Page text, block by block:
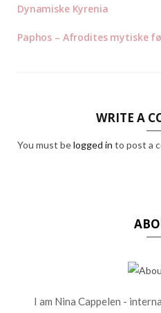
Dynamiske Kyrenia
Paphos – Afrodites mytiske
WRITE A
You must belogged in to post a
I am Nina Cappelen -